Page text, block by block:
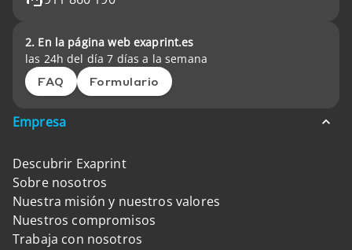
2. En la página web exaprint.es
las 24h del día 7 días a la semana
FAQ Formulario
Empresa
Descubrir Exaprint
Sobre nosotros
Nuestra misión y nuestros valores
Nuestros compromisos
Trabaja con nosotros